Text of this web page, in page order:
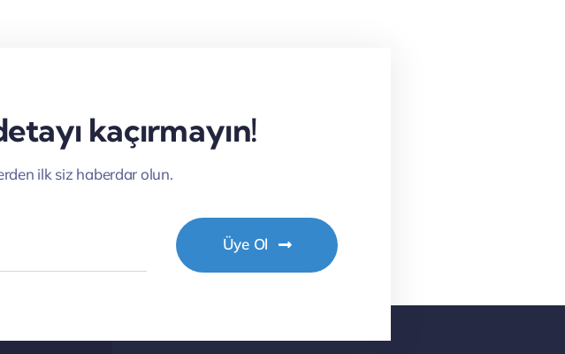
kaçırmayın!
ilk siz haberdar olun.
Üye Ol